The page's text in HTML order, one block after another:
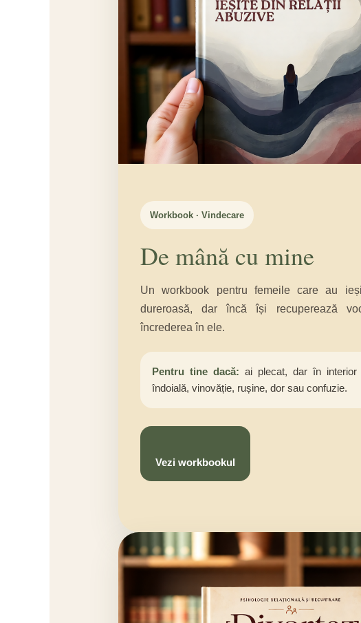
Workbook · Vindecare
De mână cu mine
Un workbook pentru femeile care au
dureroasă, dar încă își recuperează
încrederea în ele.
Pentru tine dacă: ai plecat, dar în
îndoială, vinovăție, rușine, dor sau confuzie.
Vezi workbookul